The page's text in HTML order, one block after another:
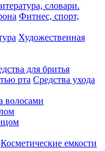
словари.
Фитнес, спорт,
Художественная
для бритья
Средства ухода
волосами
Косметические емкости